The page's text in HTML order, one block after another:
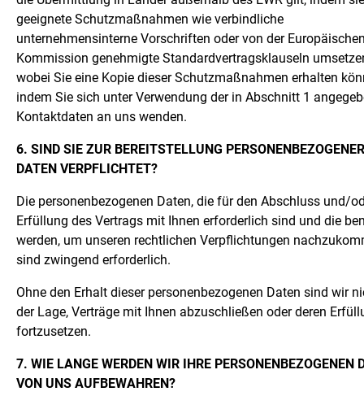
geeignete Schutzmaßnahmen wie verbindliche
unternehmensinterne Vorschriften oder von der
Kommission genehmigte Standardvertragsklauseln
wobei Sie eine Kopie dieser Schutzmaßnahmen erhalten
indem Sie sich unter Verwendung der in Abschnitt 1
Kontaktdaten an uns wenden.
6. SIND SIE ZUR BEREITSTELLUNG PERSONENBEZOGENER
DATEN VERPFLICHTET?
Die personenbezogenen Daten, die für den Abschluss und/
Erfüllung des Vertrags mit Ihnen erforderlich sind und die
werden, um unseren rechtlichen Verpflichtungen
sind zwingend erforderlich.
Ohne den Erhalt dieser personenbezogenen Daten sind wir
der Lage, Verträge mit Ihnen abzuschließen oder deren
fortzusetzen.
7. WIE LANGE WERDEN WIR IHRE PERSONENBEZOGENEN
VON UNS AUFBEWAHREN?